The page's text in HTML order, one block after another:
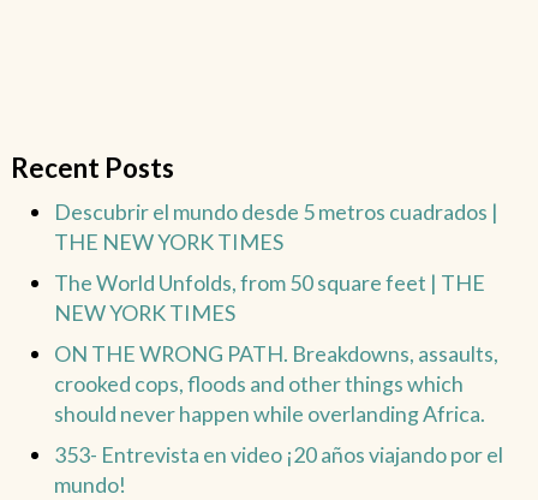
Recent Posts
Descubrir el mundo desde 5 metros cuadrados |
THE NEW YORK TIMES
The World Unfolds, from 50 square feet | THE
NEW YORK TIMES
ON THE WRONG PATH. Breakdowns, assaults,
crooked cops, floods and other things which
should never happen while overlanding Africa.
353- Entrevista en video ¡20 años viajando por el
mundo!